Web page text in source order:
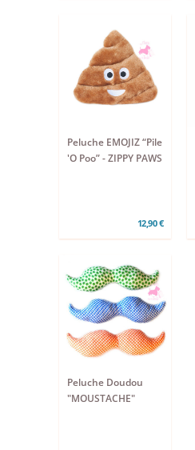
Peluche EMOJIZ “Pile
'O Poo” - ZIPPY PAWS
12,90 €
Peluche Doudou
"MOUSTACHE"